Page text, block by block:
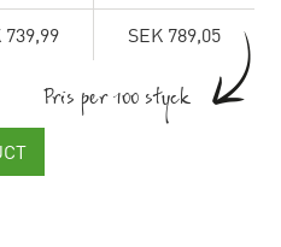
739,99 SEK 789,05
Pris per 100 styck